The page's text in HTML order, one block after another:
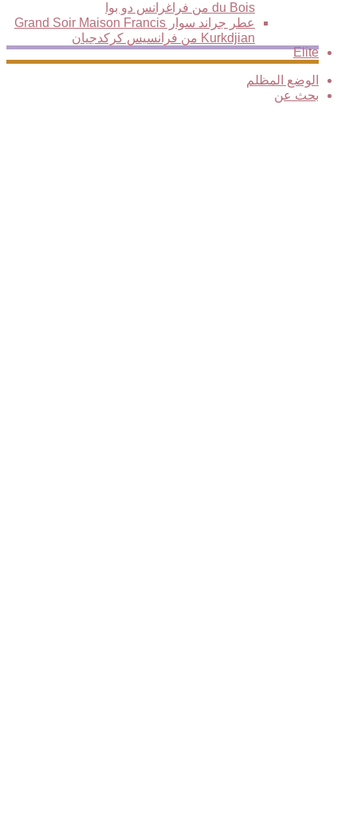
du Bois من فراغرانس دو بوا
عطر جراند سوار Grand Soir Maison Francis
Kurkdjian من فرانسيس كركدجيان
Elite
الوضع المظلم
بحث عن